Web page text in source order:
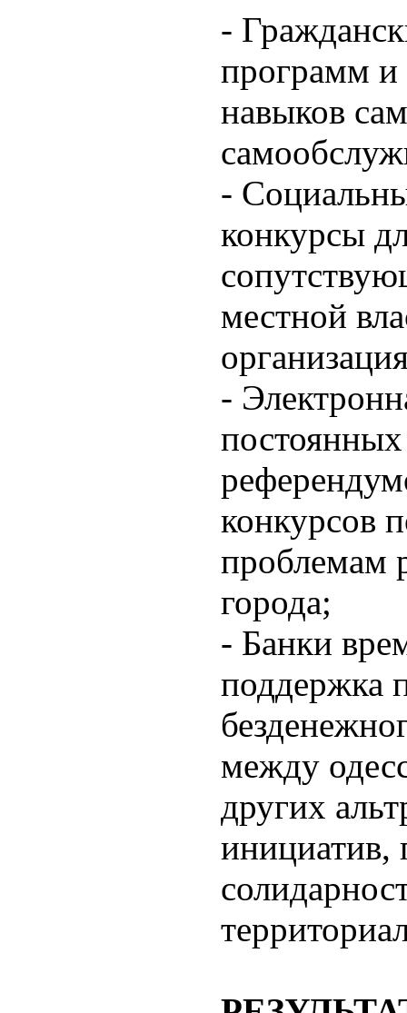
-
программ и
навыков
-
конкурсы
местной
-
конкурсов
проблемам
города;
- Банки
поддержка
между
других